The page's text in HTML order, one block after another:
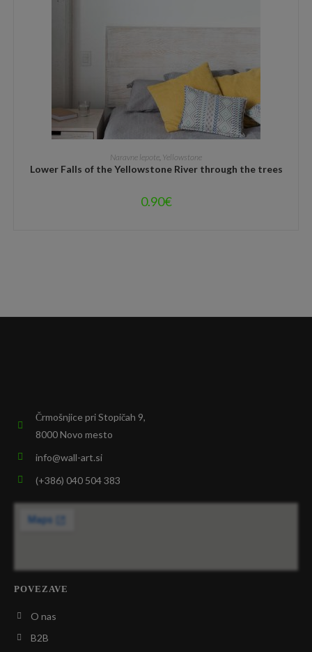
DODAJ V KOŠARICO
Naravne lepote, Yellowstone
Lower Falls of the Yellowstone River through the trees
0.90€
Črmošnjice pri Stopičah 9,
8000 Novo mesto
info@wall-art.si
(+386) 040 504 383
POVEZAVE
O nas
B2B